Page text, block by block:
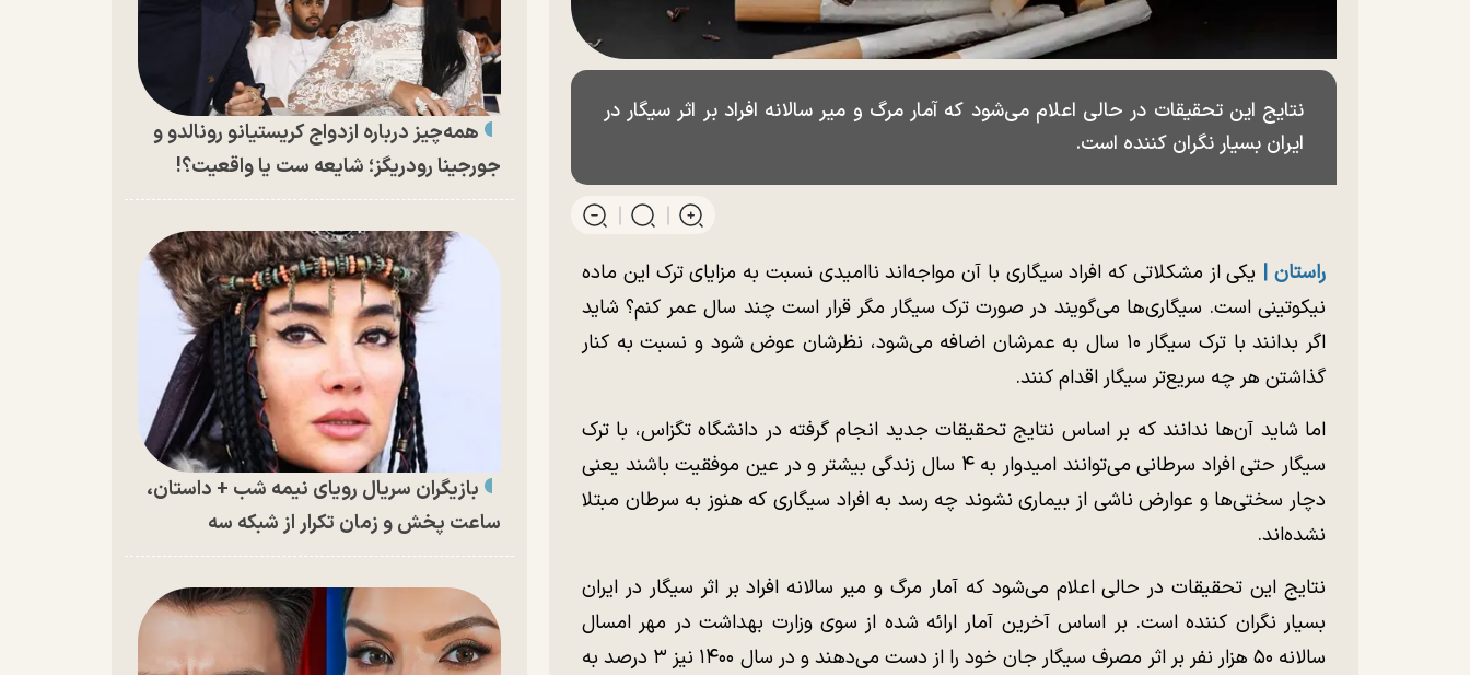
نتایج این تحقیقات در حالی اعلام می‌شود که آمار مرگ و میر سالانه افراد بر اثر سیگار در
ایران بسیار نگران کننده است.
راستان | یکی از مشکلاتی که افراد سیگاری با آن مواجه‌اند ناامیدی نسبت به مزایای ترک این ماده
نیکوتینی است. سیگاری‌ها می‌گویند در صورت ترک سیگار مگر قرار است چند سال عمر کنم؟ شاید
اگر بدانند با ترک سیگار ۱۰ سال به عمرشان اضافه می‌شود، نظرشان عوض شود و نسبت به کنار
گذاشتن هر چه سریع‌تر سیگار اقدام کنند.
اما شاید آن‌ها ندانند که بر اساس نتایج تحقیقات جدید انجام گرفته در دانشگاه تگزاس، با ترک
سیگار حتی افراد سرطانی می‌توانند امیدوار به ۴ سال زندگی بیشتر و در عین موفقیت باشند یعنی
دچار سختی‌ها و عوارض ناشی از بیماری نشوند چه رسد به افراد سیگاری که هنوز به سرطان مبتلا
نشده‌اند.
نتایج این تحقیقات در حالی اعلام می‌شود که آمار مرگ و میر سالانه افراد بر اثر سیگار در ایران
بسیار نگران کننده است. بر اساس آخرین آمار ارائه شده از سوی وزارت بهداشت در مهر امسال
سالانه ۵۰ هزار نفر بر اثر مصرف سیگار جان خود را از دست می‌دهند و در سال ۱۴۰۰ نیز ۳ درصد به
همه‌چیز درباره ازدواج کریستیانو رونالدو و
جورجینا رودریگز؛ شایعه ست یا واقعیت؟!
بازیگران سریال رویای نیمه شب + داستان،
ساعت پخش و زمان تکرار از شبکه سه